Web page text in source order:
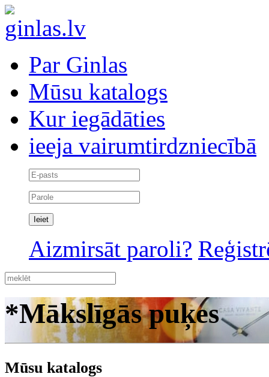
Par Ginlas
Mūsu katalogs
Kur iegādāties
ieeja vairumtirdzniecībā
Aizmirsāt paroli?
*Mākslīgās puķes
Mūsu katalogs